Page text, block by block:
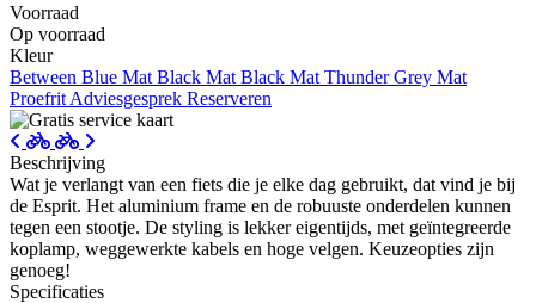
Voorraad
Op voorraad
Kleur
Between Blue Mat Black Mat Black Mat Thunder Grey Mat
Proefrit Adviesgesprek Reserveren
Beschrijving
Wat je verlangt van een fiets die je elke dag gebruikt, dat vind je bij
de Esprit. Het aluminium frame en de robuuste onderdelen kunnen
tegen een stootje. De styling is lekker eigentijds, met geïntegreerde
koplamp, weggewerkte kabels en hoge velgen. Keuzeopties zijn
genoeg!
Specificaties